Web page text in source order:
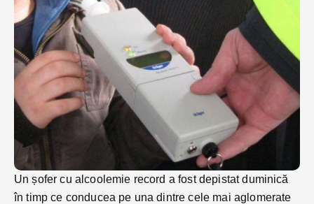
Un șofer cu alcoolemie record a fost depistat duminică
în timp ce conducea pe una dintre cele mai aglomerate